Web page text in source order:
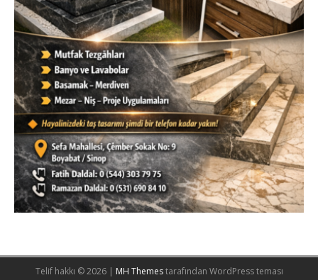
Telif hakkı © 2026 | MH Themestarafından WordPress teması